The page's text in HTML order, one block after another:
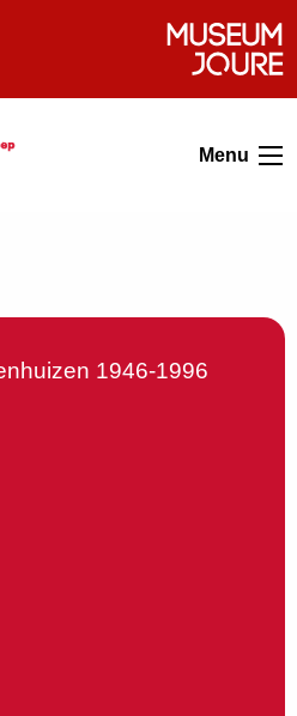
Menu
1946-1996